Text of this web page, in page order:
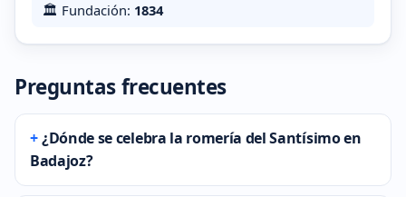
🏛️ Fundación: 1834
Preguntas frecuentes
¿Dónde se celebra la romería del Santísimo en
Badajoz?